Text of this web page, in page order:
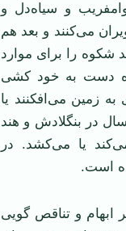
و سیاه‌دل و
می‌کنند و بعد هم
شکوه را برای موارد
دست به خود کشی
زمین می‌افکنند یا
در بنگلادش و هند
یا می‌کشد. در
است.
و تناقص گویی